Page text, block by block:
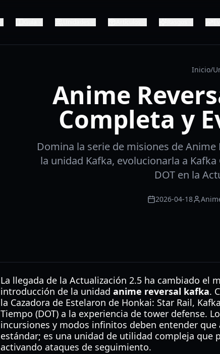
Inicio/
Anime
Completa y
Domina la serie de misiones de
la unidad Kafka, evolucionarla a
DOT en la
2026-04-18
La llegada de la Actualización 2.5 ha cambiado
introducción de la unidad anime reversal kafka.
la Cazadora de Estelaron de Honkai: Star Rail,
Tiempo (DOT) a la experiencia de tower defense.
incursiones y modos infinitos deben entender que
estándar; es una unidad de utilidad compleja que
activando ataques de seguimiento.